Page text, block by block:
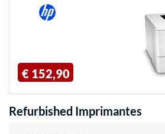
€ 152,90
Refurbished Imprimantes